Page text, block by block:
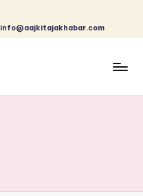
info@aajkitajakhabar.com